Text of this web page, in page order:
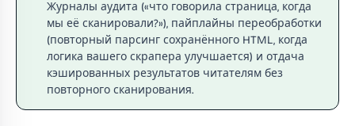
Журналы аудита («что говорила страница, когда
мы её сканировали?»), пайплайны переобработки
(повторный парсинг сохранённого HTML, когда
логика вашего скрапера улучшается) и отдача
кэшированных результатов читателям без
повторного сканирования.